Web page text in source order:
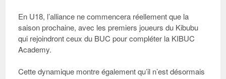
En U18, l’alliance ne commencera réellement que la
saison prochaine, avec les premiers joueurs du Kibubu
qui rejoindront ceux du BUC pour compléter la KIBUC
Academy.
Cette dynamique montre également qu’il n’est désormais